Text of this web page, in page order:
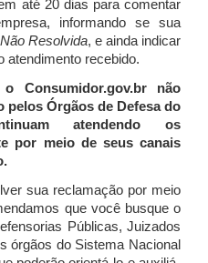
até 20 dias para comentar
informando se sua
Não Resolvida, e ainda indicar
atendimento recebido.
Consumidor.gov.br não
Órgãos de Defesa do
atendendo os
por meio de seus canais
sua reclamação por meio
que você busque o
Públicas, Juizados
órgãos do Sistema Nacional